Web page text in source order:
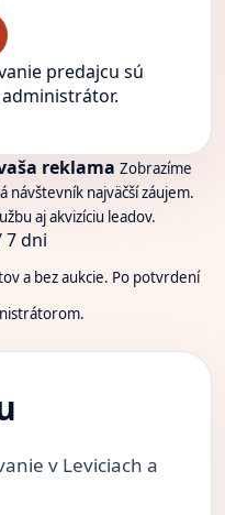
predajcu sú
reklama Zobrazíme
návštevník najväčší záujem.
aj akvizíciu leadov.
7 dni
a bez aukcie. Po potvrdení
v Leviciach a